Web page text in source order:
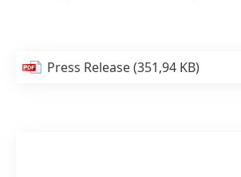
Press Release(351,94 KB)